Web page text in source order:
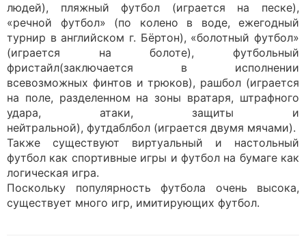
людей), пляжный футбол (играется на песке),
«речной футбол» (по колено в воде, ежегодный
турнир в английском г. Бёртон), «болотный футбол»
(играется на болоте), футбольный
фристайл(заключается в исполнении
всевозможных финтов и трюков), рашбол (играется
на поле, разделенном на зоны вратаря, штрафного
удара, атаки, защиты и
нейтральной), футдаблбол (играется двумя мячами).
Также существуют виртуальный и настольный
футбол как спортивные игры и футбол на бумаге как
логическая игра.
Поскольку популярность футбола очень высока,
существует много игр, имитирующих футбол.